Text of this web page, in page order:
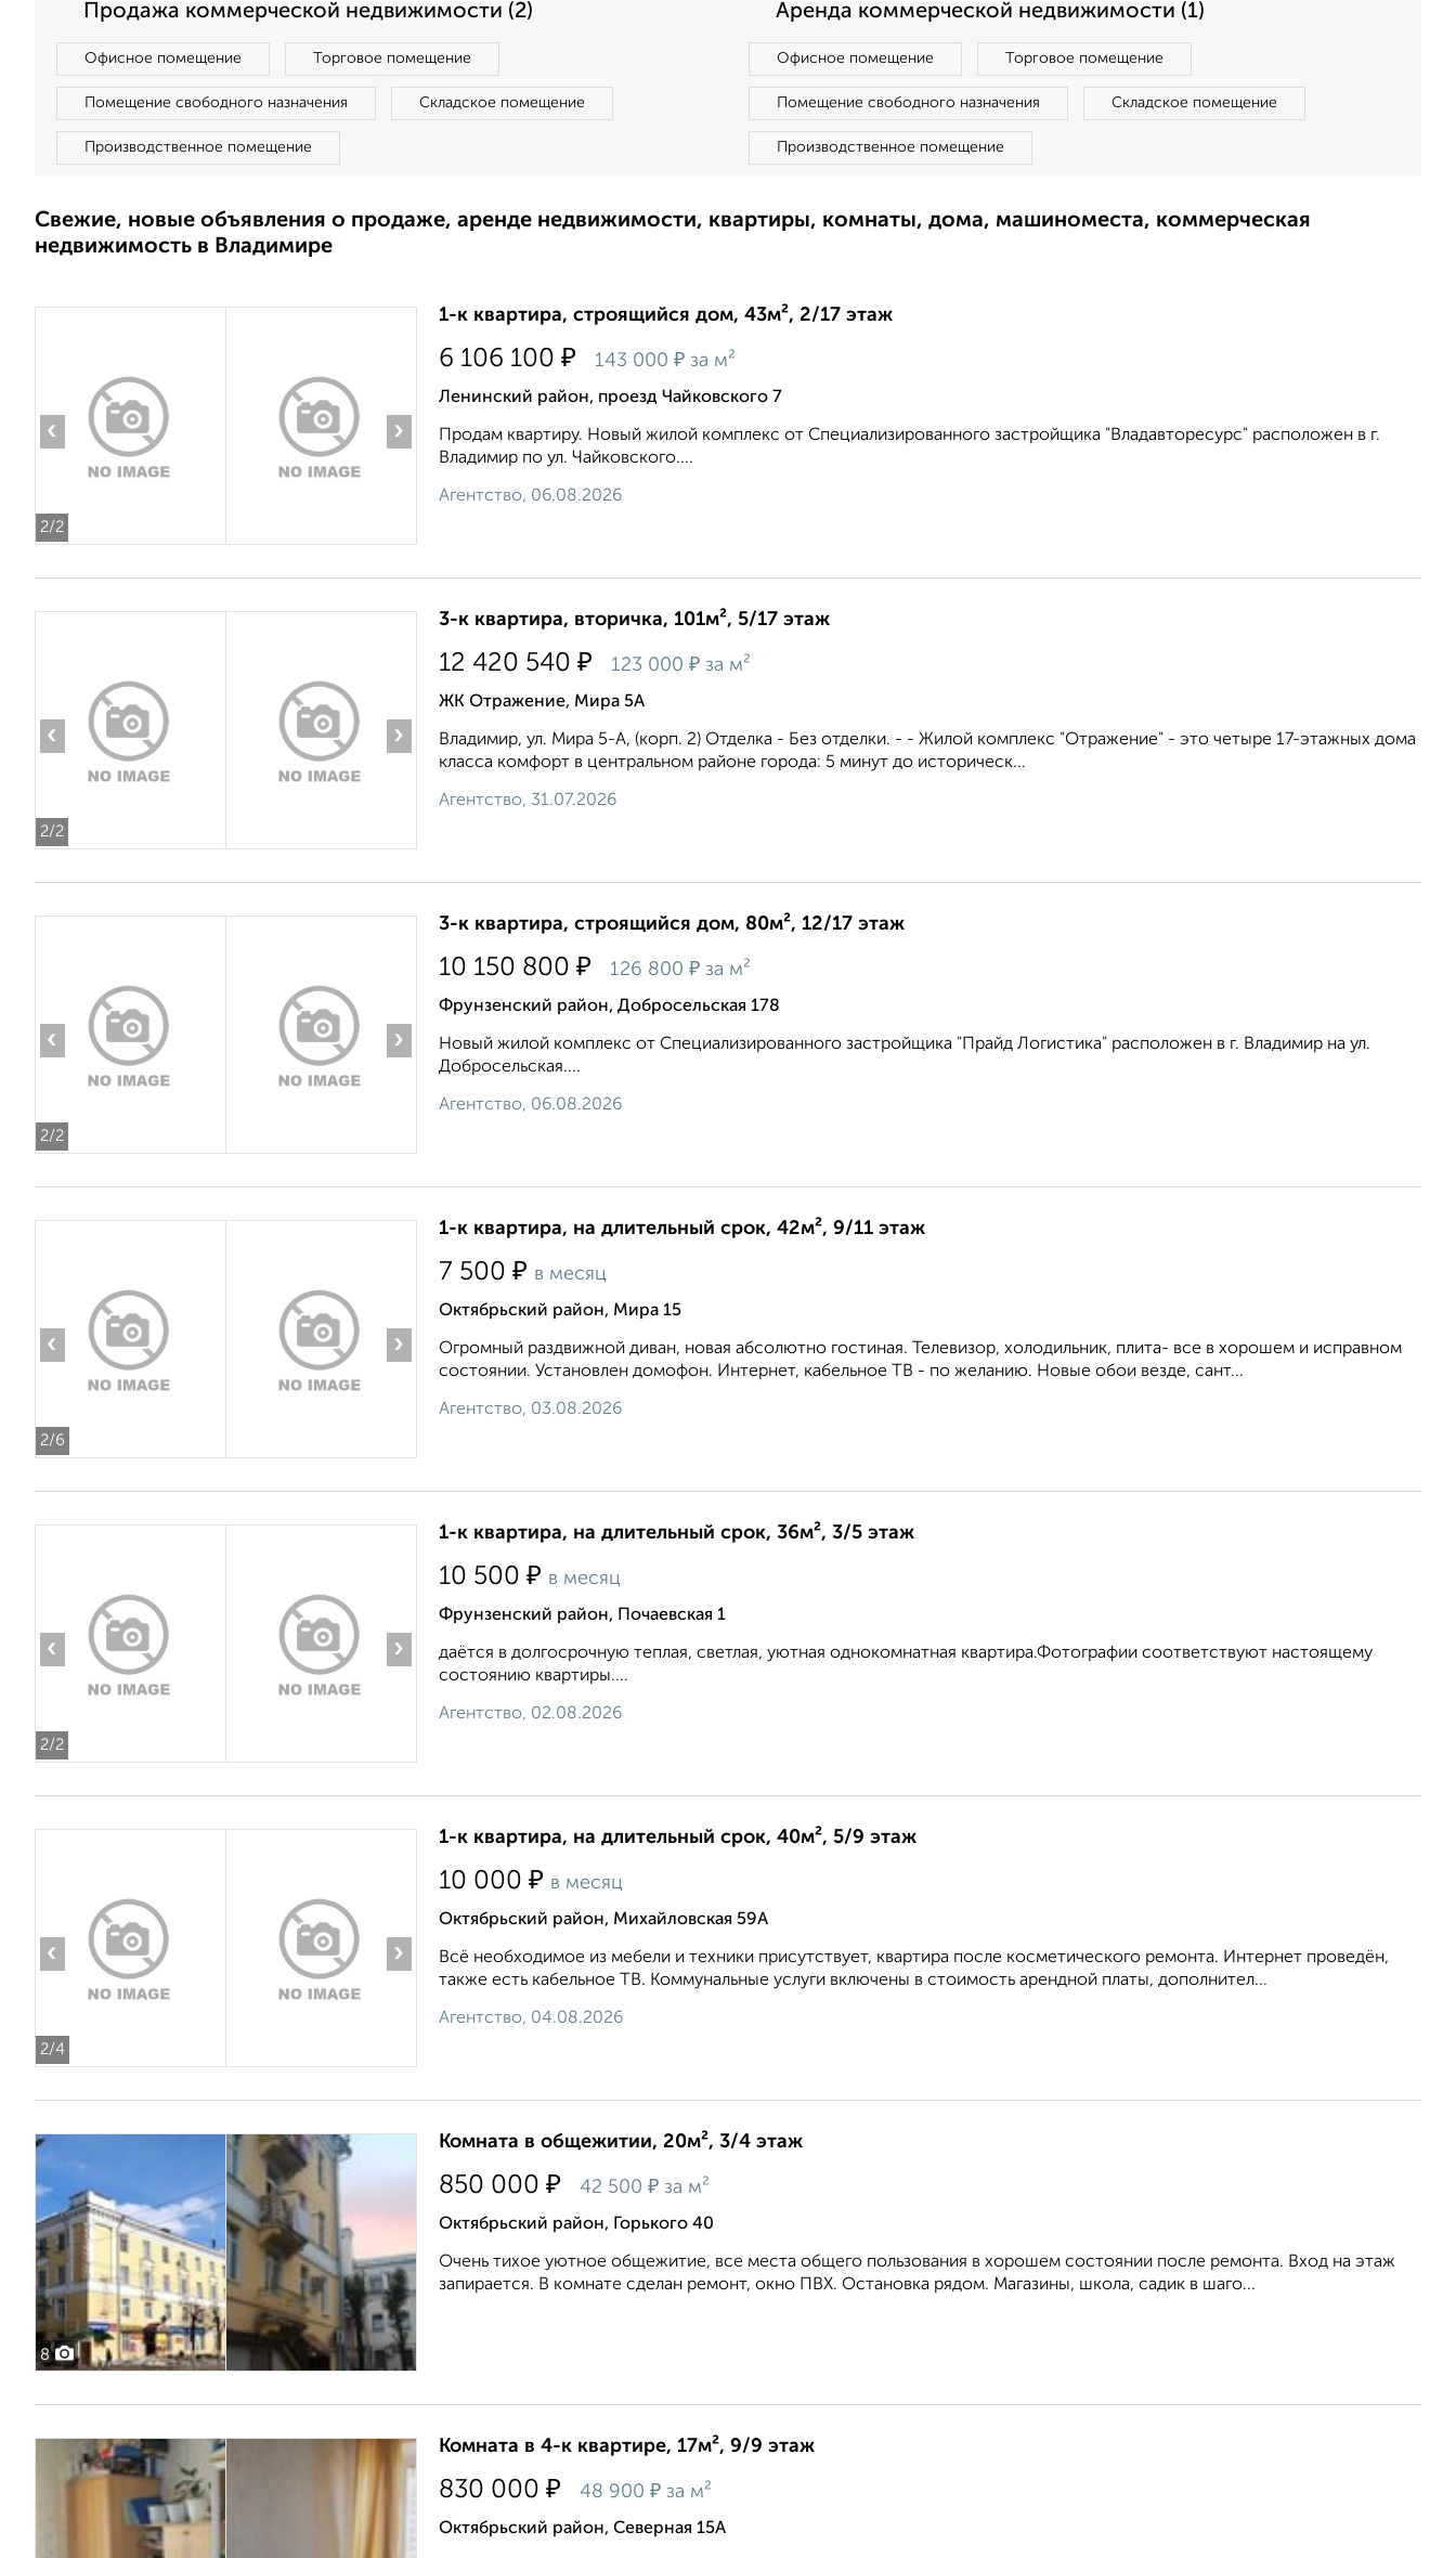
Продажа коммерческой недвижимости (2)
Офисное помещение Торговое помещение
Помещение свободного назначения Складское помещение
Производственное помещение
Аренда коммерческой недвижимости (1)
Офисное помещение Торговое помещение
Помещение свободного назначения Складское помещение
Производственное помещение
Свежие, новые объявления о продаже, аренде недвижимости, квартиры, комнаты, дома, машиноместа, коммерческая
недвижимость в Владимире
2/2
‹ ›
1-к квартира, строящийся дом, 43м², 2/17 этаж
6 106 100 ₽ 143 000 ₽ за м²
Ленинский район, проезд Чайковского 7
Продам квартиру. Новый жилой комплекс от Специализированного застройщика "Владавторесурс" расположен в г.
Владимир по ул. Чайковского....
Агентство, 06.08.2026
2/2
‹ ›
3-к квартира, вторичка, 101м², 5/17 этаж
12 420 540 ₽ 123 000 ₽ за м²
ЖК Отражение, Мира 5А
Владимир, ул. Мира 5-А, (корп. 2) Отделка - Без отделки. - - Жилой комплекс "Отражение" - это четыре 17-этажных дома
класса комфорт в центральном районе города: 5 минут до историческ...
Агентство, 31.07.2026
2/2
‹ ›
3-к квартира, строящийся дом, 80м², 12/17 этаж
10 150 800 ₽ 126 800 ₽ за м²
Фрунзенский район, Добросельская 178
Новый жилой комплекс от Специализированного застройщика "Прайд Логистика" расположен в г. Владимир на ул.
Добросельская....
Агентство, 06.08.2026
2/6
‹ ›
1-к квартира, на длительный срок, 42м², 9/11 этаж
7 500 ₽ в месяц
Октябрьский район, Мира 15
Огромный раздвижной диван, новая абсолютно гостиная. Телевизор, холодильник, плита- все в хорошем и исправном
состоянии. Установлен домофон. Интернет, кабельное ТВ - по желанию. Новые обои везде, сант...
Агентство, 03.08.2026
2/2
‹ ›
1-к квартира, на длительный срок, 36м², 3/5 этаж
10 500 ₽ в месяц
Фрунзенский район, Почаевская 1
даётся в долгосрочную теплая, светлая, уютная однокомнатная квартира.Фотографии соответствуют настоящему
состоянию квартиры....
Агентство, 02.08.2026
2/4
‹ ›
1-к квартира, на длительный срок, 40м², 5/9 этаж
10 000 ₽ в месяц
Октябрьский район, Михайловская 59А
Всё необходимое из мебели и техники присутствует, квартира после косметического ремонта. Интернет проведён,
также есть кабельное ТВ. Коммунальные услуги включены в стоимость арендной платы, дополнител...
Агентство, 04.08.2026
8
Комната в общежитии, 20м², 3/4 этаж
850 000 ₽ 42 500 ₽ за м²
Октябрьский район, Горького 40
Очень тихое уютное общежитие, все места общего пользования в хорошем состоянии после ремонта. Вход на этаж
запирается. В комнате сделан ремонт, окно ПВХ. Остановка рядом. Магазины, школа, садик в шаго...
Комната в 4-к квартире, 17м², 9/9 этаж
830 000 ₽ 48 900 ₽ за м²
Октябрьский район, Северная 15А